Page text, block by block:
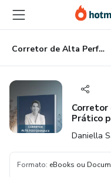
para
conteúdo
principal
para
pagamento
para
rodapé
Corretor de Alta Performance — Guia Prático para Resultados Extraordinários na Corretagem Imobiliária
Prático
Daniella
Formato: eBooks ou